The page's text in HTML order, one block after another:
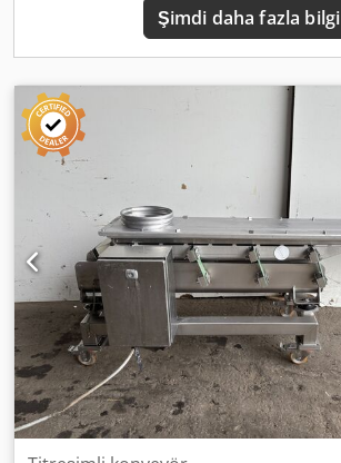
Şimdi daha fazla bilgi